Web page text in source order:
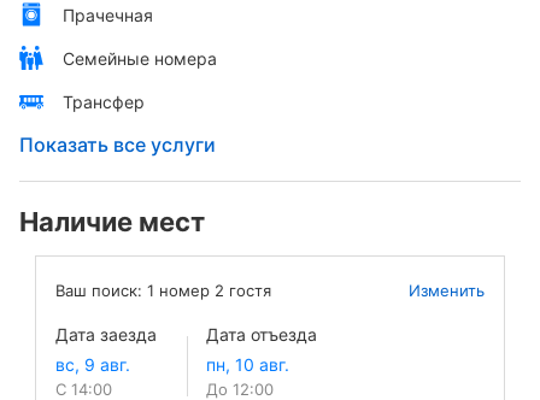
Прачечная
Семейные номера
Трансфер
Показать все услуги
Наличие мест
Ваш поиск: 1 номер 2 гостя Изменить
Дата заезда
С 14:00
Дата отъезда
До 12:00